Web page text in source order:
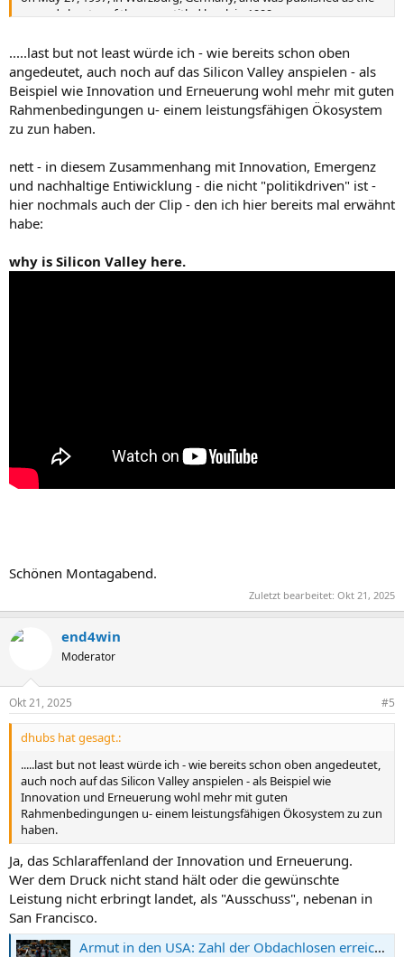
second chapter of the same‑titled book in 1999.
.....last but not least würde ich - wie bereits schon oben
angedeutet, auch noch auf das Silicon Valley anspielen - als
Beispiel wie Innovation und Erneuerung wohl mehr mit guten
Rahmenbedingungen u- einem leistungsfähigen Ökosystem
zu zun haben.
nett - in diesem Zusammenhang mit Innovation, Emergenz
und nachhaltige Entiwicklung - die nicht "politikdriven" ist -
hier nochmals auch der Clip - den ich hier bereits mal erwähnt
habe:
why is Silicon Valley here.
Schönen Montagabend.
Zuletzt bearbeitet: Okt 21, 2025
end4win
Moderator
Okt 21, 2025 #5
dhubs hat gesagt.:
.....last but not least würde ich - wie bereits schon oben angedeutet,
auch noch auf das Silicon Valley anspielen - als Beispiel wie
Innovation und Erneuerung wohl mehr mit guten
Rahmenbedingungen u- einem leistungsfähigen Ökosystem zu zun
haben.
Ja, das Schlaraffenland der Innovation und Erneuerung.
Wer dem Druck nicht stand hält oder die gewünschte
Leistung nicht erbringt landet, als "Ausschuss", nebenan in
San Francisco.
Armut in den USA: Zahl der Obdachlosen erreicht neuen Rekord